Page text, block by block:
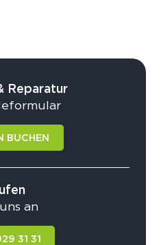
Reparatur
BUCHEN
an
31 31